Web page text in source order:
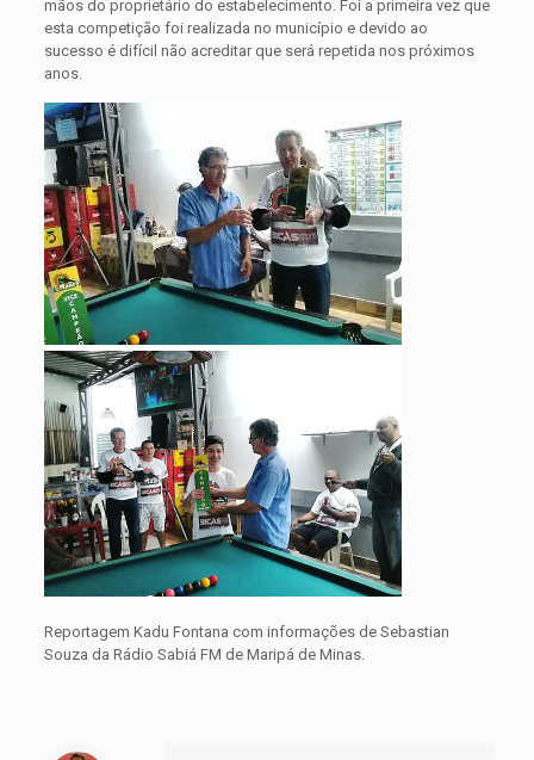
mãos do proprietário do estabelecimento. Foi a primeira vez que
esta competição foi realizada no município e devido ao
sucesso é difícil não acreditar que será repetida nos próximos
anos.
Reportagem Kadu Fontana com informações de Sebastian
Souza da Rádio Sabiá FM de Maripá de Minas.